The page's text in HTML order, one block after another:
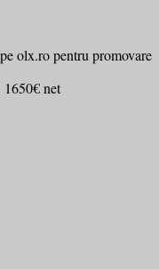
olx.ro pentru promovare
net